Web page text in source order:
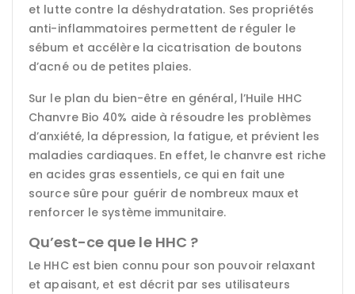
et lutte contre la déshydratation. Ses propriétés
anti-inflammatoires permettent de réguler le
sébum et accélère la cicatrisation de boutons
d’acné ou de petites plaies.
Sur le plan du bien-être en général, l’Huile HHC
Chanvre Bio 40% aide à résoudre les problèmes
d’anxiété, la dépression, la fatigue, et prévient les
maladies cardiaques. En effet, le chanvre est riche
en acides gras essentiels, ce qui en fait une
source sûre pour guérir de nombreux maux et
renforcer le système immunitaire.
Qu’est-ce que le HHC ?
Le HHC est bien connu pour son pouvoir relaxant
et apaisant, et est décrit par ses utilisateurs